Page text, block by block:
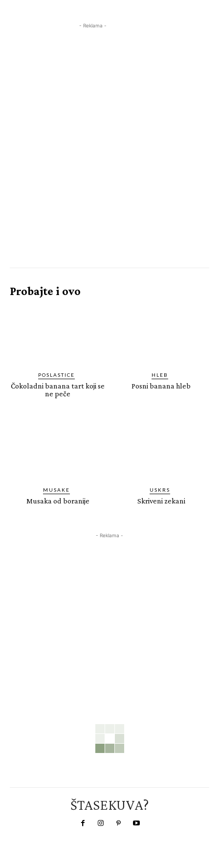
- Reklama -
Probajte i ovo
POSLASTICE
Čokoladni banana tart koji se
ne peče
HLEB
Posni banana hleb
MUSAKE
Musaka od boranije
USKRS
Skriveni zekani
- Reklama -
ŠTASEKUVA?